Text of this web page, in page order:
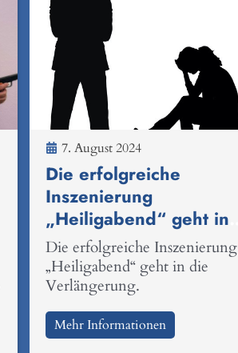
7. August 2024
Die erfolgreiche
Inszenierung
„Heiligabend“ geht in
die Verlängerung
Die erfolgreiche Inszenierung
„Heiligabend“ geht in die
Verlängerung.
Mehr Informationen